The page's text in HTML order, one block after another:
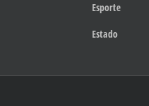
Esporte
Estado